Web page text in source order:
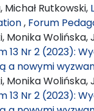
Rutkowski,
, Forum
Monika Wolińska,
13 Nr 2 (2023):
a nowymi
Monika Wolińska,
13 Nr 2 (2023):